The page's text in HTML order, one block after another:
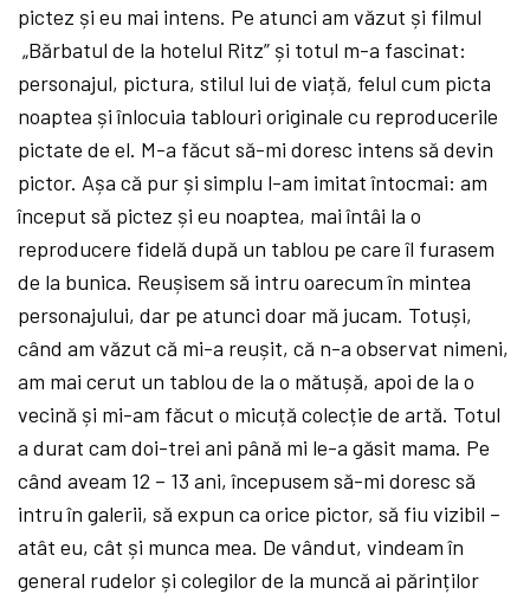
pictez și eu mai intens. Pe atunci am văzut și filmul
„Bărbatul de la hotelul Ritz” și totul m-a fascinat:
personajul, pictura, stilul lui de viață, felul cum picta
noaptea și înlocuia tablouri originale cu reproducerile
pictate de el. M-a făcut să-mi doresc intens să devin
pictor. Așa că pur și simplu l-am imitat întocmai: am
început să pictez și eu noaptea, mai întâi la o
reproducere fidelă după un tablou pe care îl furasem
de la bunica. Reușisem să intru oarecum în mintea
personajului, dar pe atunci doar mă jucam. Totuși,
când am văzut că mi-a reușit, că n-a observat nimeni,
am mai cerut un tablou de la o mătușă, apoi de la o
vecină și mi-am făcut o micuță colecție de artă. Totul
a durat cam doi-trei ani până mi le-a găsit mama. Pe
când aveam 12 – 13 ani, începusem să-mi doresc să
intru în galerii, să expun ca orice pictor, să fiu vizibil –
atât eu, cât și munca mea. De vândut, vindeam în
general rudelor și colegilor de la muncă ai părinților